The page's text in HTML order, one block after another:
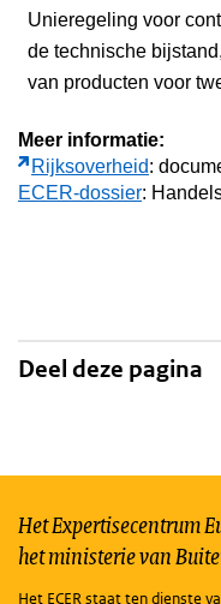
Unieregeling voor
de technische
van producten voor
Meer informatie:
Rijksoverheid:
ECER-dossier:
Deel deze pagina
Het Expertisecentrum
het ministerie van
Het ECER staat ten dienste